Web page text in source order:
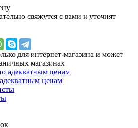
свяжутся с вами и уточнят
для интернет-магазина и может
магазинах
ценам